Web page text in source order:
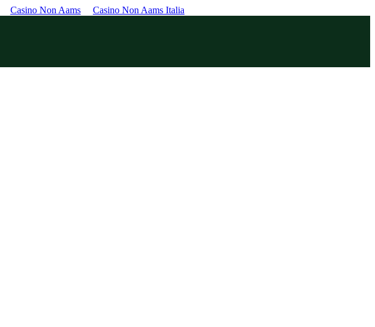
Casino Non Aams Casino Non Aams Italia